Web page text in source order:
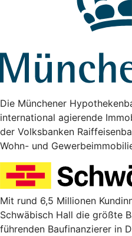
Die Münchener
international agierende
der Volksbanken
Wohn- und
Mit rund 6,5 Millionen
Schwäbisch Hall die größte
führenden Baufinanzierer in